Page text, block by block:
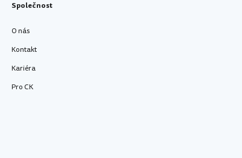
Společnost
O nás
Kontakt
Kariéra
Pro CK